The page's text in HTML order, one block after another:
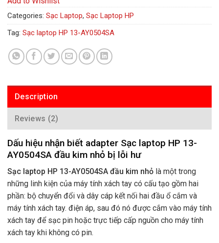
Categories: Sạc Laptop, Sạc Laptop HP
Tag: Sạc laptop HP 13-AY0504SA
Description
Reviews (2)
Dấu hiệu nhận biết adapter Sạc laptop HP 13-
AY0504SA đầu kim nhỏ bị lỗi hư
Sạc laptop HP 13-AY0504SA đầu kim nhỏ là một trong
những linh kiện của máy tính xách tay có cấu tạo gồm hai
phần: bộ chuyển đổi và dây cáp kết nối hai đầu ổ cắm và
máy tính xách tay. điện áp, sau đó nó được cắm vào máy tính
xách tay để sạc pin hoặc trực tiếp cấp nguồn cho máy tính
xách tay khi không có pin.